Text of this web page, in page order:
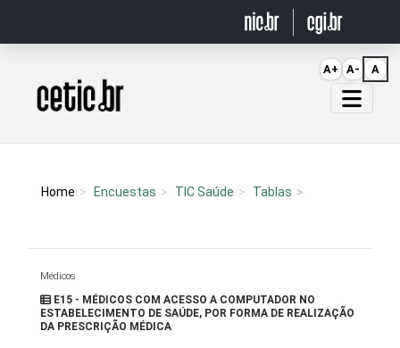
Página inicial
Home Encuestas TIC Saúde Tablas
Médicos
E15 - MÉDICOS COM ACESSO A COMPUTADOR NO
ESTABELECIMENTO DE SAÚDE, POR FORMA DE REALIZAÇÃO
DA PRESCRIÇÃO MÉDICA
A+ A- A